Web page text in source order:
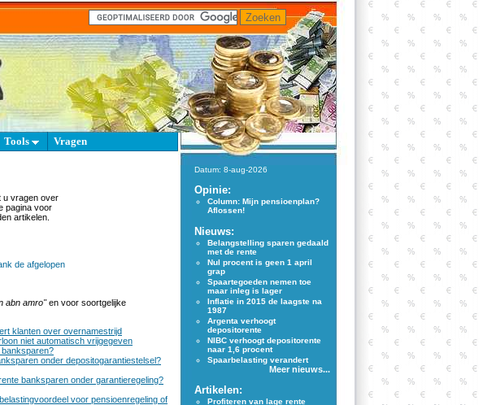
Tools Vragen
u vragen over
pagina voor
artikelen.
de afgelopen
abn amro"en voor soortgelijke
klanten over overnamestrijd
niet automatisch vrijgegeven
onder depositogarantiestelsel?
banksparen onder garantieregeling?
voor pensioenregeling of
Datum: 8-aug-2026
Opinie:
Column: Mijn pensioenplan?
Aflossen!
Nieuws:
Belangstelling sparen gedaald
met de rente
Nul procent is geen 1 april
grap
Spaartegoeden nemen toe
maar inleg is lager
Inflatie in 2015 de laagste na
1987
Argenta verhoogt
depositorente
NIBC verhoogt depositorente
naar 1,6 procent
Spaarbelasting verandert
Meer nieuws...
Artikelen:
Profiteren van lage rente